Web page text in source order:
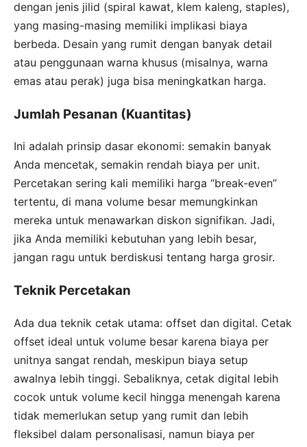
dengan jenis jilid (spiral kawat, klem kaleng, staples),
yang masing-masing memiliki implikasi biaya
berbeda. Desain yang rumit dengan banyak detail
atau penggunaan warna khusus (misalnya, warna
emas atau perak) juga bisa meningkatkan harga.
Jumlah Pesanan (Kuantitas)
Ini adalah prinsip dasar ekonomi: semakin banyak
Anda mencetak, semakin rendah biaya per unit.
Percetakan sering kali memiliki harga “break-even”
tertentu, di mana volume besar memungkinkan
mereka untuk menawarkan diskon signifikan. Jadi,
jika Anda memiliki kebutuhan yang lebih besar,
jangan ragu untuk berdiskusi tentang harga grosir.
Teknik Percetakan
Ada dua teknik cetak utama: offset dan digital. Cetak
offset ideal untuk volume besar karena biaya per
unitnya sangat rendah, meskipun biaya setup
awalnya lebih tinggi. Sebaliknya, cetak digital lebih
cocok untuk volume kecil hingga menengah karena
tidak memerlukan setup yang rumit dan lebih
fleksibel dalam personalisasi, namun biaya per